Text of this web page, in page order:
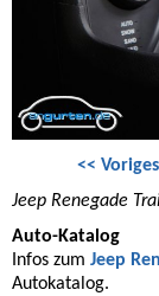
<<
Jeep Renegade
Auto-Katalog
Infos zum Jeep
Autokatalog.